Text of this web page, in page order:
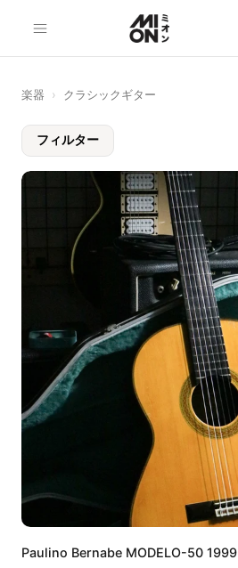
楽器 › クラシックギター
フィルター
Paulino Bernabe MODELO-50 1999